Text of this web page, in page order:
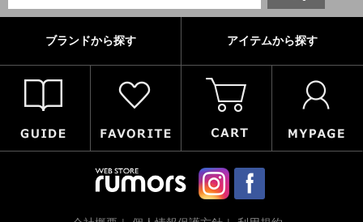
ブランドから探す アイテムから探す